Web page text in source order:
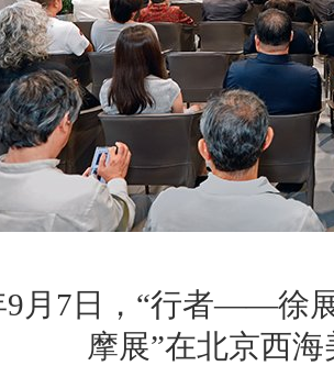
9月7日，“行者——徐
摩展”在北京西